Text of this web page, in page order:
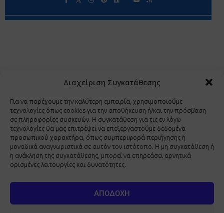
Διαχείριση Συγκατάθεσης
Για να παρέχουμε την καλύτερη εμπειρία, χρησιμοποιούμε
τεχνολογίες όπως cookies για την αποθήκευση ή/και την πρόσβαση
σε πληροφορίες συσκευών. Η συγκατάθεση για τις εν λόγω
τεχνολογίες θα μας επιτρέψει να επεξεργαστούμε δεδομένα
προσωπικού χαρακτήρα, όπως συμπεριφορά περιήγησης ή
μοναδικά αναγνωριστικά σε αυτόν τον ιστότοπο. Η μη συγκατάθεση ή
η ανάκληση της συγκατάθεσης, μπορεί να επηρεάσει αρνητικά
ορισμένες λειτουργίες και δυνατότητες.
ΑΠΟΔΟΧΉ
Copyright 2009 - 2026 © Χαραμή Α.Ε.
www.PharmaManage.gr • www.HealthExpo.gr • www.YO.gr
•
www.GreekShares.com • www.eLearning-
PharmaManage.gr • www.Charami-SA.gr
Με την παραμονή σας σε αυτή δηλώνετε,